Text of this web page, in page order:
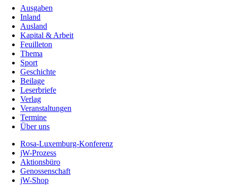
Ausgaben
Inland
Ausland
Kapital & Arbeit
Feuilleton
Thema
Sport
Geschichte
Beilage
Leserbriefe
Verlag
Veranstaltungen
Termine
Über uns
Rosa-Luxemburg-Konferenz
jW-Prozess
Aktionsbüro
Genossenschaft
jW-Shop